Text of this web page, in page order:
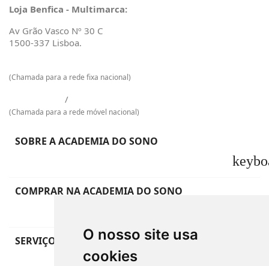
O nosso site usa
cookies
Loja Benfica - Multimarca:
Av Grão Vasco Nº 30 C
1500-337 Lisboa.
(Chamada para a rede fixa nacional)
/
(Chamada para a rede móvel nacional)
SOBRE A ACADEMIA DO SONO
COMPRAR NA ACADEMIA DO SONO
SERVIÇO DE APOIO AO CLIENTE